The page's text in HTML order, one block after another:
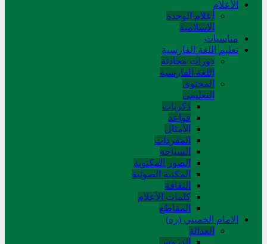
الأعلام
أعلام الوحدة
الاسلامية
مناسبات
تعلیم اللغة الفارسیة
دورات محادثة
اللغة الفارسیة
المحتوی
التعلیمی
ذکریات
قواعد
الأمثال
المفردات
السیاحة
الصور المکتوبة
المکتبة الصوتیة
الثقافة
کلمات الأعلام
المقاطع
الامام الخميني (ره)
العدالة